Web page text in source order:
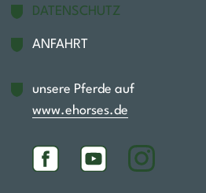
DATENSCHUTZ
ANFAHRT
unsere Pferde auf
www.ehorses.de
Social Media